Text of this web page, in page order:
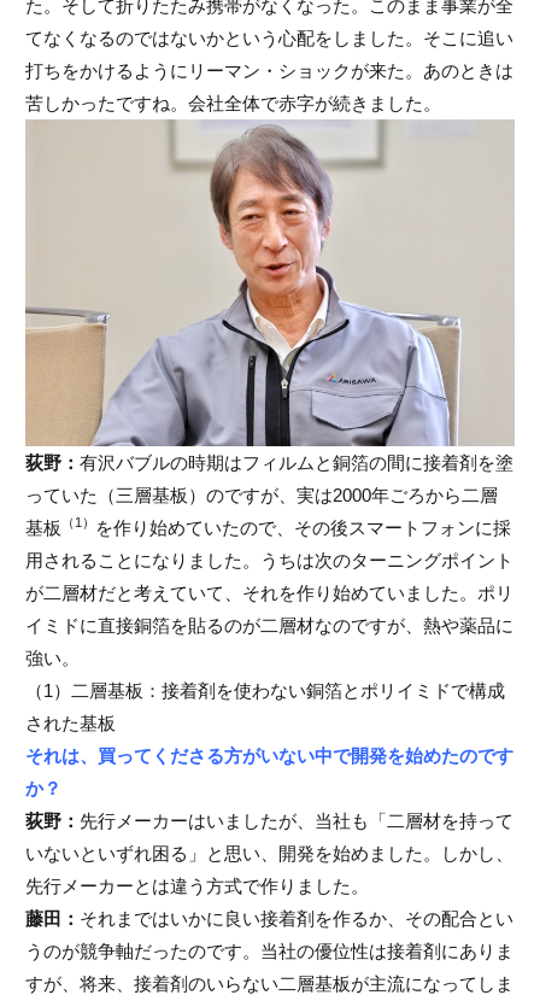
た。そして折りたたみ携帯がなくなった。このまま事業が全
てなくなるのではないかという心配をしました。そこに追い
打ちをかけるようにリーマン・ショックが来た。あのときは
苦しかったですね。会社全体で赤字が続きました。
荻野： 有沢バブルの時期はフィルムと銅箔の間に接着剤を塗
っていた（三層基板）のですが、実は2000年ごろから二層
基板
（1）
を作り始めていたので、その後スマートフォンに採
用されることになりました。うちは次のターニングポイント
が二層材だと考えていて、それを作り始めていました。ポリ
イミドに直接銅箔を貼るのが二層材なのですが、熱や薬品に
強い。
（1）二層基板：接着剤を使わない銅箔とポリイミドで構成
された基板
それは、買ってくださる方がいない中で開発を始めたのです
か？
荻野： 先行メーカーはいましたが、当社も「二層材を持って
いないといずれ困る」と思い、開発を始めました。しかし、
先行メーカーとは違う方式で作りました。
藤田： それまではいかに良い接着剤を作るか、その配合とい
うのが競争軸だったのです。当社の優位性は接着剤にありま
すが、将来、接着剤のいらない二層基板が主流になってしま